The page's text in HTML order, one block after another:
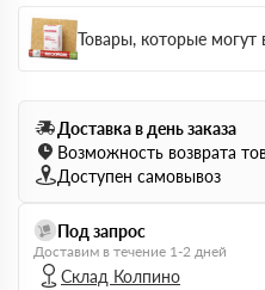
Товары, которые могут
Доставка в день заказа
Возможность возврата
Доступен самовывоз
Под запрос
Доставим в течение 1-2 дней
Склад Колпино